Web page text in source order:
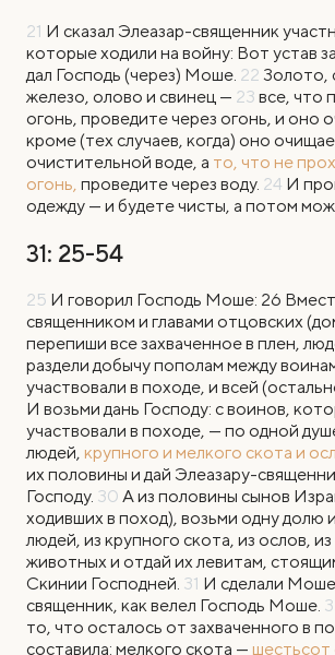
21 И сказал Элеазар-священник
которые ходили на войну: Вот устав
дал Господь (через) Моше. 22 Золото,
железо, олово и свинец — 23 все, что
огонь, проведите через огонь, и оно
кроме (тех случаев, когда) оно
очистительной воде, а то, что не
огонь, проведите через воду. 24 И
одежду — и будете чисты, а потом
31: 25-54
25 И говорил Господь Моше: 26
священником и главами отцовских
перепиши все захваченное в плен,
раздели добычу пополам между
участвовали в походе, и всей
И возьми дань Господу: с воинов,
участвовали в походе, — по одной
людей, крупного и мелкого скота и
их половины и дай Элеазару-
Господу. 30 А из половины сынов
ходивших в поход), возьми одну долю
людей, из крупного скота, из ослов, из
животных и отдай их левитам,
Скинии Господней. 31 И сделали
священник, как велел Господь Моше.
то, что осталось от захваченного в
составила: мелкого скота — шестьсот